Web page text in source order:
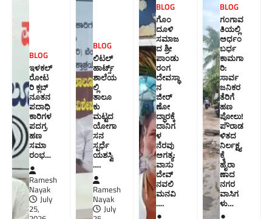
BLOG
ಇಳಕಲ್
ರೋಟ
ರಿ ಕ್ಲಬ್
ನೂತನ‌
ಪದಾಧಿ
ಕಾರಿಗಳ
ಪದಗ್ರ
ಹಣ
ಸಮಾ
ರಂಭ…
Ramesh
Nayak
July
25,
BLOG
ಲಿಟಲ್
ಹಾರ್ಟ್ಸ್
ಶಾಲೆಯ
ಲ್ಲಿ
ತಾಲೂ
ಕು
ಮಟ್ಟದ
ಯೋಗಾ
ಸನ
ಸ್ಪರ್ಧೆ
ಯಶಸ್ವಿ
….
Ramesh
Nayak
July
BLOG
ಗೊಂ
ದೂಳಿ
ಸಮಾಜ
ದ ಶ್ರೀ
ಪಾಂಡು
ರಂಗ
ದೇವಸ್ಥಾ
ನ
ಜೀರ್
ಣೋ
ದ್ಧಾರಕ್ಕೆ
ದಾನಿಗ
ಳ
ನೆರವು
ಅಗತ್ಯ:
ವಾಸು
ದೇವ್
ನವಲಿ
ಮನವಿ​
….
BLOG
ಗಂಗಾವ
ತಿಯಲ್ಲಿ
ಅರ್ಧಂ
ಬರ್ಧ
ಕಾಮಗಾ
ರಿ:
ಸಾರ್ವ
ಜನಿಕರ
ತೆರಿಗೆ
ಹಣ
ಪೋಲು!
ಪೌರಾಡ
ಳಿತದ
ನಿರ್ಲಕ್ಷ್ಯ
ಕ್ಕೆ
ಹೈರಾ
ಣಾದ
ನಗರ
ವಾಸಿಗ
ಳು​…